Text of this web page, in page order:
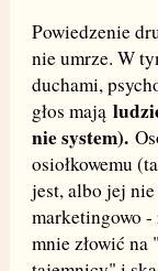
Powiedzenie
nie umrze. W
duchami,
głos mają
nie system).
osiołkowemu
jest, albo jej nie
marketingowo
mnie złowić